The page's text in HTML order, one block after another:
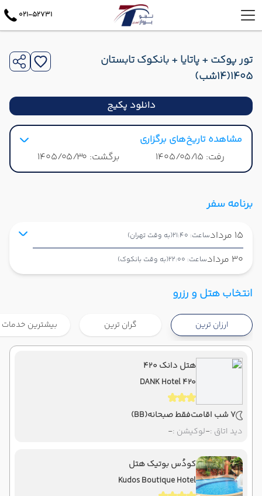
021-52731
تور پوکت + پاتایا + بانکوک تابستان
1405(14شب)
دانلود پکیج
مشاهده تاریخ‌های برگزاری
رفت: 1405/05/15
برگشت: 1405/05/30
برنامه سفر
15 مرداد ساعت: 21:40 (به وقت تهران)
30 مرداد ساعت: 22:00 (به وقت بانکوک)
شروع سفر تهران ,
نوع سفر :هواییEconomy ماهان
ساعت حرکت :21:40
07:00
پایان سفر بانکوک , فرودگاه بین‌المللی سووارنابومی BKK
تهران ,
نوع سفر :هواییEconomy
انتخاب هتل و رزرو
ارزان ترین گران ترین بیشترین خدمات
هتل دانک ۴۲۰
DANK Hotel 420
7 شب اقامت فقط صبحانه(BB)
دید اتاق :-لوکیشن :-
کودُس بوتیک هتل
Kudos Boutique Hotel